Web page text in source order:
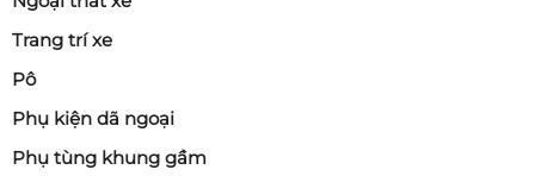
Trang trí xe
Pô
Phụ kiện dã ngoại
Phụ tùng khung gầm